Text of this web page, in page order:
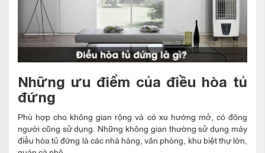
Những ưu điểm của điều hòa tủ
đứng
Phù hợp cho không gian rộng và có xu hướng mở, có đông
người cũng sử dụng. Những không gian thường sử dụng máy
điều hòa tủ đứng là các nhà hàng, văn phòng, khu biệt thự lớn,